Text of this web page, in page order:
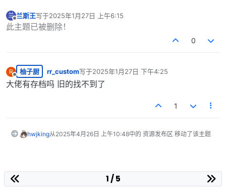
兰
离线
兰斯王写于2025年1月27日 上午6:15
最后由 编辑
此主題已被删除！
0
R
离线
柚子厨 rr_custom写于2025年1月27日 下午4:25
最后由 编辑
大佬有存档吗 旧的找不到了
1
hwjking从2025年4月26日 上午10:48中的 资源发布区 移动了该主题
1 / 5